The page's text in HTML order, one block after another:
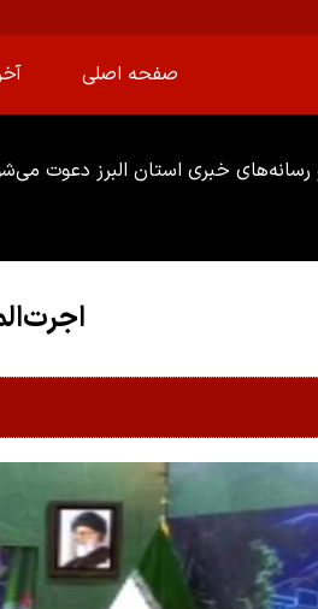
صفحه اصلی
خبری استان البرز دعوت